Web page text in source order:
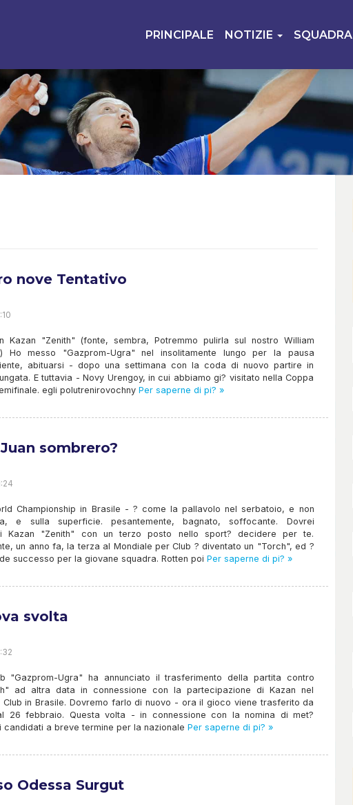
PRINCIPALE NOTIZIE SQUADRA
nove Tentativo
Kazan "Zenith" (fonte, sembra, Potremmo pulirla sul nostro William
Ho messo "Gazprom-Ugra" nel insolitamente lungo per la pausa
abituarsi - dopo una settimana con la coda di nuovo partire in
E tuttavia - Novy Urengoy, in cui abbiamo gi? visitato nella Coppa
egli polutrenirovochny Per saperne di pi? »
sombrero?
Championship in Brasile - ? come la pallavolo nel serbatoio, e non
e sulla superficie. pesantemente, bagnato, soffocante. Dovrei
Kazan "Zenith" con un terzo posto nello sport? decidere per te.
un anno fa, la terza al Mondiale per Club ? diventato un "Torch", ed ?
successo per la giovane squadra. Rotten poi Per saperne di pi? »
svolta
"Gazprom-Ugra" ha annunciato il trasferimento della partita contro
ad altra data in connessione con la partecipazione di Kazan nel
Club in Brasile. Dovremo farlo di nuovo - ora il gioco viene trasferito da
26 febbraio. Questa volta - in connessione con la nomina di met?
candidati a breve termine per la nazionale Per saperne di pi? »
Odessa Surgut